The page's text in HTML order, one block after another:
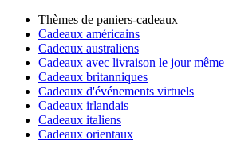
Thèmes de paniers-cadeaux
Cadeaux américains
Cadeaux australiens
Cadeaux avec livraison le jour même
Cadeaux britanniques
Cadeaux d'événements virtuels
Cadeaux irlandais
Cadeaux italiens
Cadeaux orientaux